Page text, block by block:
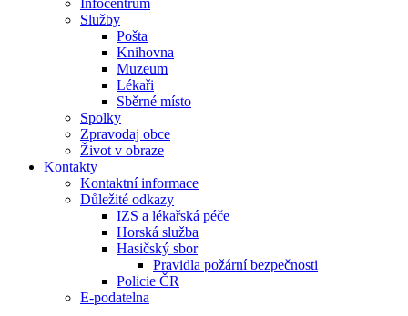
Infocentrum
Služby
Pošta
Knihovna
Muzeum
Lékaři
Sběrné místo
Spolky
Zpravodaj obce
Život v obraze
Kontakty
Kontaktní informace
Důležité odkazy
IZS a lékařská péče
Horská služba
Hasičský sbor
Pravidla požární bezpečnosti
Policie ČR
E-podatelna